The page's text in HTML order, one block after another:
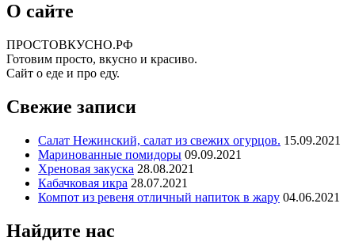
О сайте
ПРОСТОВКУСНО.РФ
Готовим просто, вкусно и красиво.
Сайт о еде и про еду.
Свежие записи
Салат Нежинский, салат из свежих огурцов. 15.09.2021
Маринованные помидоры 09.09.2021
Хреновая закуска 28.08.2021
Кабачковая икра 28.07.2021
Компот из ревеня отличный напиток в жару 04.06.2021
Найдите нас